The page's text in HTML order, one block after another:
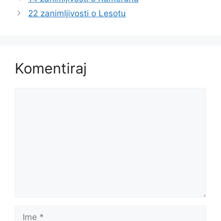
22 zanimljivosti o Lesotu
Komentiraj